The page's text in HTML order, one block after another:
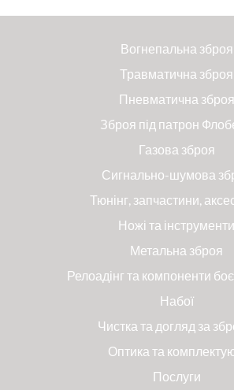
Вогнепальна зброя
Травматична зброя
Пневматична зброя
Зброя під патрон
Газова зброя
Сигнально-шумова
Тюнінг, запчастини,
Ножі та інструменти
Метальна зброя
Релоадінг та компоненти
Набої
Чистка та догляд за
Оптика та
Послуги